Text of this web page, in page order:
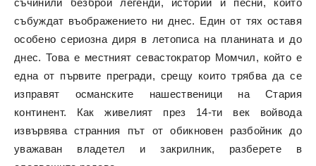
съчинили безброй легенди, истории и песни, които
събуждат въображението ни днес. Един от тях оставя
особено сериозна диря в летописа на планината и до
днес. Това е местният севастократор Момчил, който е
една от първите прегради, срещу които трябва да се
изправят османските нашественици на Стария
континент. Как живелият през 14-ти век войвода
извървява странния път от обикновен разбойник до
уважаван владетел и закрилник, разберете в